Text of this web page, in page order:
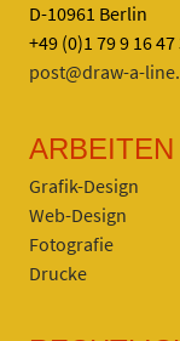
D-10961 Berlin
+49 (0)1 79 9 16 47
post@draw-a-
ARBEITEN
Grafik-Design
Web-Design
Fotografie
Drucke